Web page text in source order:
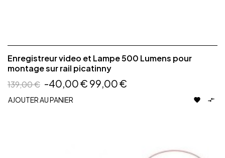
Enregistreur video et Lampe 500 Lumens pour
montage sur rail picatinny
139,00 € -40,00 € 99,00 €
AJOUTER AU PANIER  